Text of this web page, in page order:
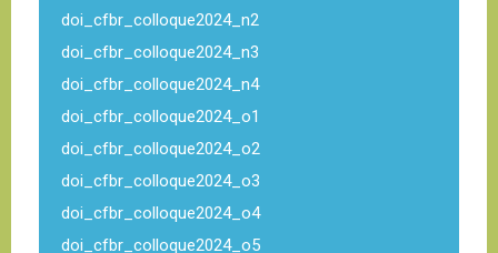
doi_cfbr_colloque2024_n2
doi_cfbr_colloque2024_n3
doi_cfbr_colloque2024_n4
doi_cfbr_colloque2024_o1
doi_cfbr_colloque2024_o2
doi_cfbr_colloque2024_o3
doi_cfbr_colloque2024_o4
doi_cfbr_colloque2024_o5